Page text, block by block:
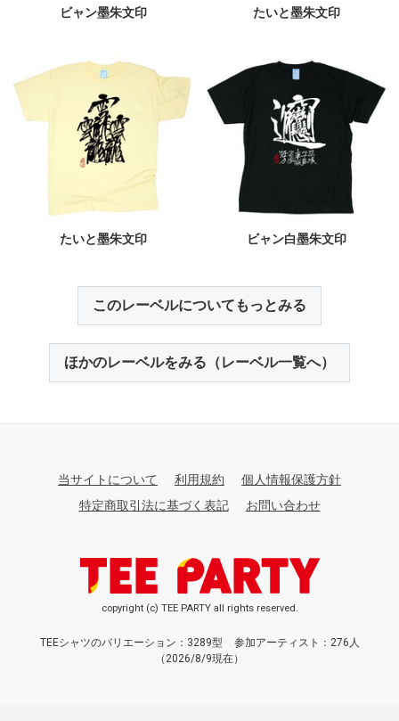
ビャン墨朱文印 たいと墨朱文印
たいと墨朱文印 ビャン白墨朱文印
このレーベルについてもっとみる
ほかのレーベルをみる（レーベル一覧へ）
当サイトについて 利用規約
個人情報保護方針
特定商取引法に基づく表記
お問い合わせ
copyright (c) TEE PARTY all rights reserved.
TEEシャツのバリエーション：3289型
参加アーティスト：276人
（2026/8/9現在）